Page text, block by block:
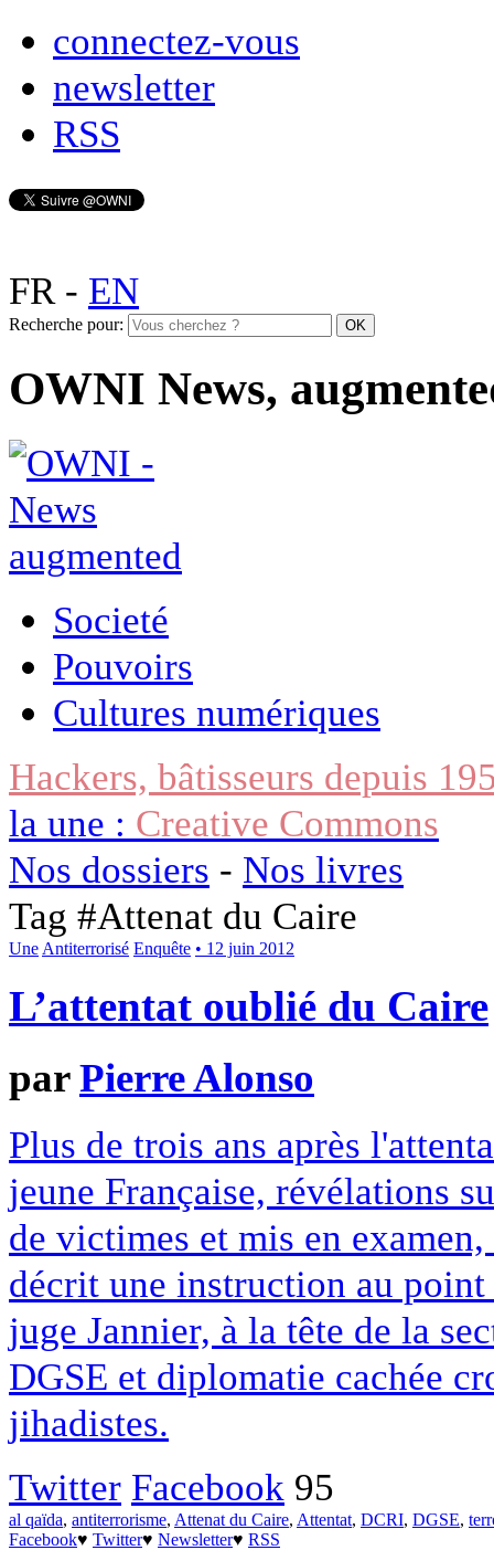
connectez-vous
newsletter
RSS
FR- EN
Recherche pour:
OWNI News,
Societé
Pouvoirs
Cultures numériques
Hackers, bâtisseurs depuis
la une : Creative Commons
Nos dossiers - Nos livres
Tag #Attenat du Caire
Une Antiterrorisé Enquête • 12 juin 2012
L’attentat oublié du Caire
parPierre Alonso
Plus de trois ans après
jeune Française, révélations
de victimes et mis en
décrit une instruction au
juge Jannier, à la tête de la
DGSE et diplomatie cachée
jihadistes.
Twitter Facebook 95
al qaïda, antiterrorisme, Attenat du Caire, Attentat, DCRI, DGSE,
Facebook♥ Twitter♥ Newsletter♥ RSS